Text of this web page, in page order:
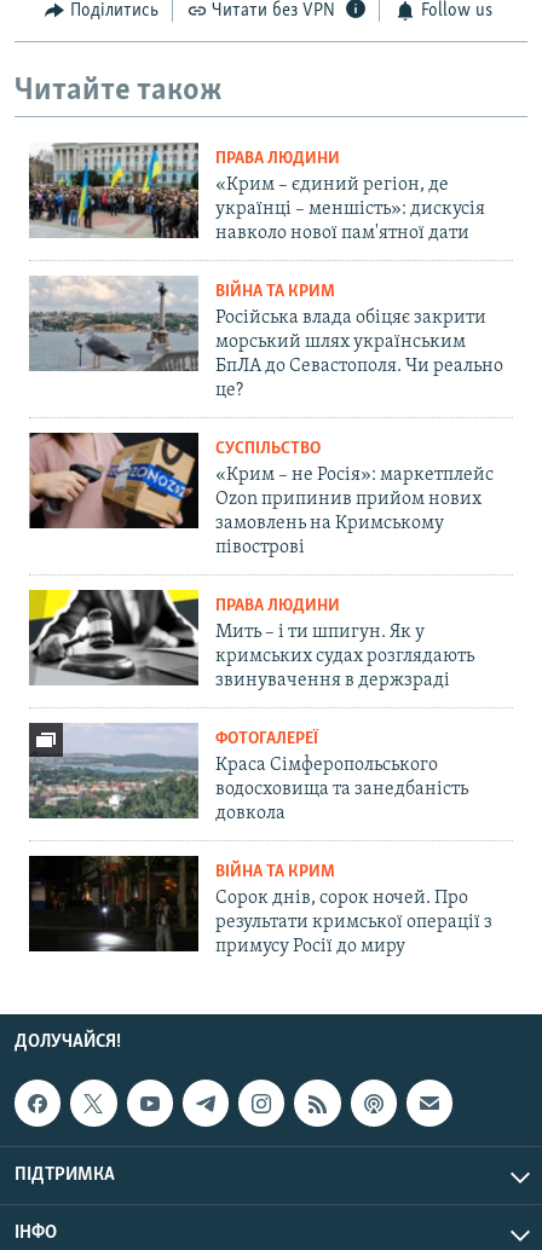
Поділитись Читати без VPN Follow us
Читайте також
ПРАВА ЛЮДИНИ
«Крим – єдиний регіон, де
українці – меншість»: дискусія
навколо нової пам'ятної дати
ВІЙНА ТА КРИМ
Російська влада обіцяє закрити
морський шлях українським
БпЛА до Севастополя. Чи реально
це?
СУСПІЛЬСТВО
«Крим – не Росія»: маркетплейс
Ozon припинив прийом нових
замовлень на Кримському
півострові
ПРАВА ЛЮДИНИ
Мить – і ти шпигун. Як у
кримських судах розглядають
звинувачення в держзраді
ФОТОГАЛЕРЕЇ
Краса Сімферопольського
водосховища та занедбаність
довкола
ВІЙНА ТА КРИМ
Сорок днів, сорок ночей. Про
результати кримської операції з
примусу Росії до миру
ДОЛУЧАЙСЯ!
ПІДТРИМКА
ІНФО